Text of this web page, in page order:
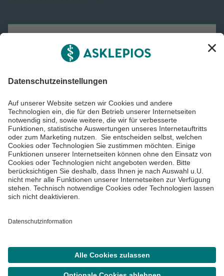
Asklepios Gruppe
Impressum
©Asklepios Kliniken GmbH & Co. KGaA 2026